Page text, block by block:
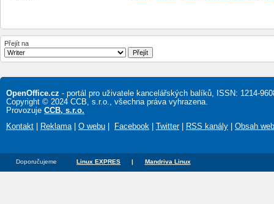
Přejít na
OpenOffice.cz - portál pro uživatele kancelářských balíků, ISSN: 1214-
Copyright © 2024 CCB, s.r.o., všechna práva vyhrazena.
Provozuje CCB, s.r.o.
Kontakt
Reklama| O webu Facebook Twitter| RSS kanály Obsah
Doporučujeme Linux EXPRES | Mandriva Linux